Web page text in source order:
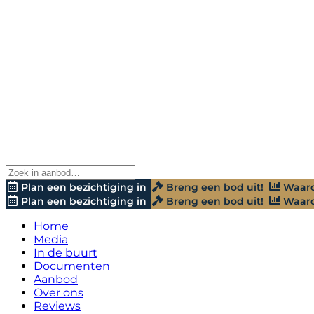
Plan een bezichtiging in Breng een bod uit!
Plan een bezichtiging in
Breng een bod uit!
Home
Media
In de buurt
Documenten
Aanbod
Over ons
Reviews